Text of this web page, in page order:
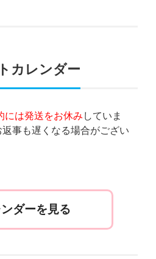
カレンダー
には発送をお休み していま
事も遅くなる場合がござい
ダーを見る